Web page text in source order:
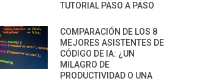
TUTORIAL PASO A PASO
COMPARACIÓN DE LOS 8
MEJORES ASISTENTES DE
CÓDIGO DE IA: ¿UN
MILAGRO DE
PRODUCTIVIDAD O UNA